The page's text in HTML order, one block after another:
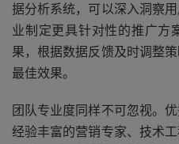
据分析系统，可以深入洞察
业制定更具针对性的推广方
果，根据数据反馈及时调整
最佳效果。
团队专业度同样不可忽视。
经验丰富的营销专家、技术